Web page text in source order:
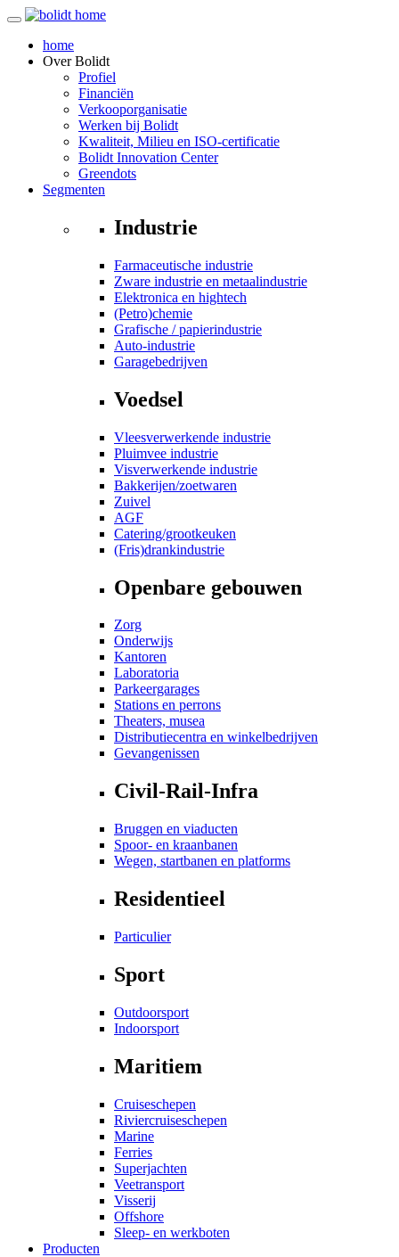
home
OverBolidt
Profiel
Financiën
Verkooporganisatie
Werken bij Bolidt
Kwaliteit, Milieu en ISO-certificatie
Bolidt Innovation Center
Greendots
Segmenten
Industrie
Farmaceutische industrie
Zware industrie en metaalindustrie
Elektronica en hightech
(Petro)chemie
Grafische / papierindustrie
Auto-industrie
Garagebedrijven
Voedsel
Vleesverwerkende industrie
Pluimvee industrie
Visverwerkende industrie
Bakkerijen/zoetwaren
Zuivel
AGF
Catering/grootkeuken
(Fris)drankindustrie
Openbare gebouwen
Zorg
Onderwijs
Kantoren
Laboratoria
Parkeergarages
Stations en perrons
Theaters, musea
Distributiecentra en winkelbedrijven
Gevangenissen
Civil-Rail-Infra
Bruggen en viaducten
Spoor- en kraanbanen
Wegen, startbanen en platforms
Residentieel
Particulier
Sport
Outdoorsport
Indoorsport
Maritiem
Cruiseschepen
Riviercruiseschepen
Marine
Ferries
Superjachten
Veetransport
Visserij
Offshore
Sleep- en werkboten
Producten